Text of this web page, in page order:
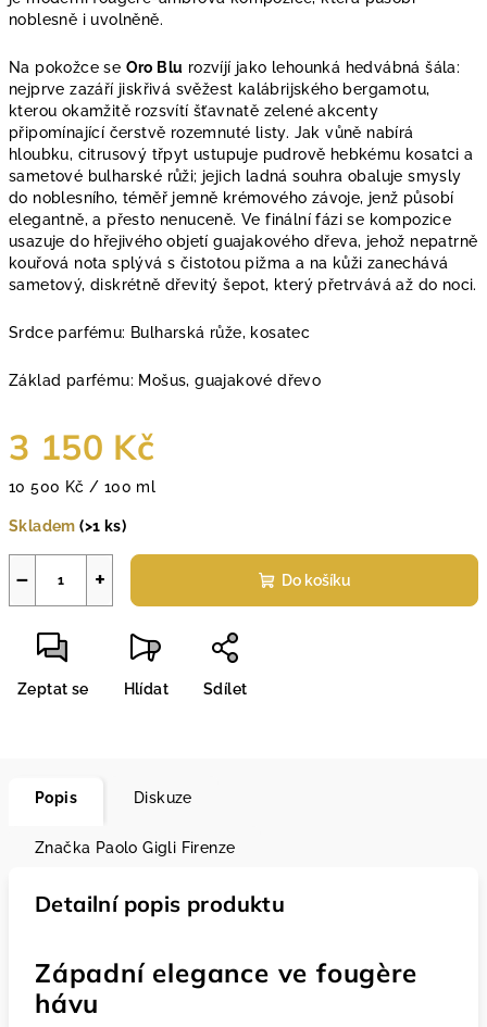
noblesně i uvolněně.
Na pokožce se Oro Blu rozvíjí jako lehounká hedvábná šála:
nejprve zazáří jiskřivá svěžest kalábrijského bergamotu,
kterou okamžitě rozsvítí šťavnatě zelené akcenty
připomínající čerstvě rozemnuté listy. Jak vůně nabírá
hloubku, citrusový třpyt ustupuje pudrově hebkému kosatci a
sametové bulharské růži; jejich ladná souhra obaluje smysly
do noblesního, téměř jemně krémového závoje, jenž působí
elegantně, a přesto nenuceně. Ve finální fázi se kompozice
usazuje do hřejivého objetí guajakového dřeva, jehož nepatrně
kouřová nota splývá s čistotou pižma a na kůži zanechává
sametový, diskrétně dřevitý šepot, který přetrvává až do noci.
Srdce parfému: Bulharská růže, kosatec
Základ parfému: Mošus, guajakové dřevo
3 150 Kč
Měrná
10 500 Kč / 100 ml
Skladem(>1 ks)
+
− Do košíku
Zeptat se Hlídat Sdílet
Popis Diskuze
Značka Paolo Gigli Firenze
Detailní popis produktu
Západní elegance ve fougère
hávu